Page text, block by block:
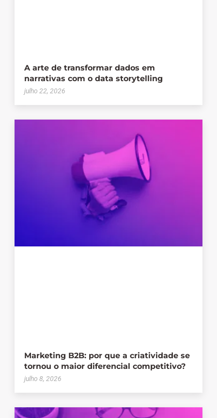
A arte de transformar dados em
narrativas com o data storytelling
julho 22, 2026
Marketing B2B: por que a criatividade se
tornou o maior diferencial competitivo?
julho 8, 2026